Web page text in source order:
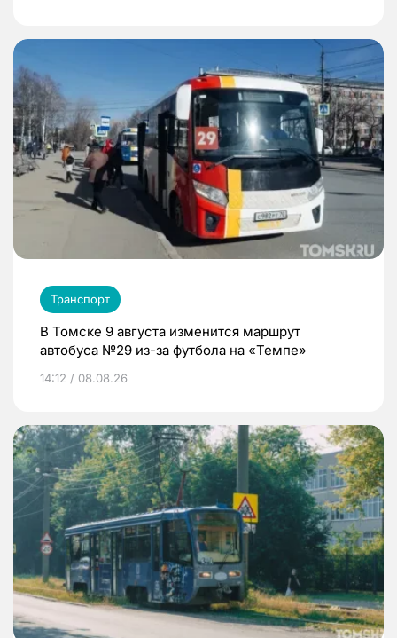
Транспорт
В Томске 9 августа изменится маршрут
автобуса №29 из-за футбола на «Темпе»
14:12 / 08.08.26